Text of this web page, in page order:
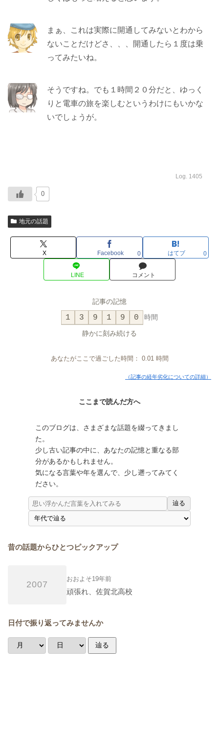
まぁ、これは実際に開通してみないとわから
ないことだけどさ、、、開通したら１度は乗
ってみたいね。
そうですね。でも１時間２０分だと、ゆっく
りと電車の旅を楽しむというわけにもいかな
いでしょうが。
Log. 1405
0
地元の話題
X Facebook 0 はてブ 0
LINE コメント
記事の記憶
1 3 9 1 9 0 時間
静かに刻み続ける
あなたがここで過ごした時間： 0.01時間
（記事の経年劣化についての詳細）
ここまで読んだ方へ
このブログは、さまざまな話題を綴ってきまし
た。
少し古い記事の中に、あなたの記憶と重なる部
分があるかもしれません。
気になる言葉や年を選んで、少し遡ってみてく
ださい。
辿る
昔の話題からひとつピックアップ
2007
おおよそ19年前
頑張れ、佐賀北高校
日付で振り返ってみませんか
辿る